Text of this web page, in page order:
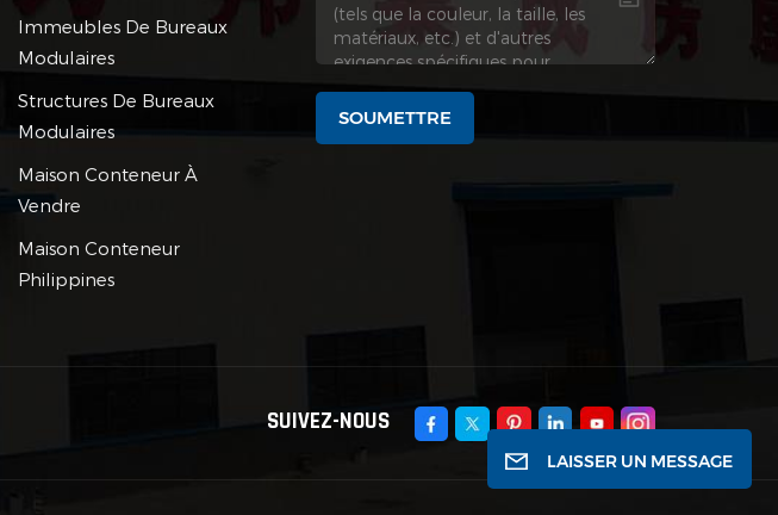
Immeubles De Bureaux
Modulaires
Structures De Bureaux
Modulaires
Maison Conteneur À
Vendre
Maison Conteneur
Philippines
SOUMETTRE
SUIVEZ-NOUS
LAISSER UN MESSAGE